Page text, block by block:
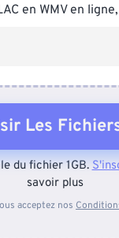
en WMV en
Les
l'appareil
du fichier 1GB.
savoir plus
acceptez nos